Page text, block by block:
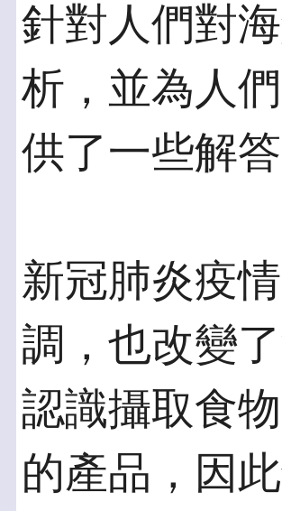
針對人們對
析，並為人
供了一些解答
新冠肺炎疫
調，也改變
認識攝取食
的產品，因